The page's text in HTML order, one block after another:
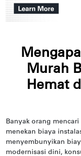
Murah
Hemat
Banyak orang mencari
menekan biaya
menyembunyikan
modernisasi dini,